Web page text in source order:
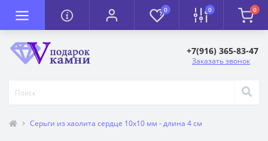
0 0 0
+7(916) 365-83-47
Заказать звонок
Серьги из хаолита сердце 10х10 мм - длина 4 см